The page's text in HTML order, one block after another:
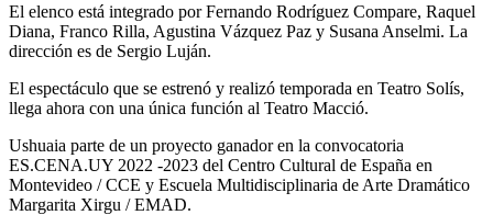
El elenco está integrado por Fernando Rodríguez Compare, Raquel
Diana, Franco Rilla, Agustina Vázquez Paz y Susana Anselmi. La
dirección es de Sergio Luján.
El espectáculo que se estrenó y realizó temporada en Teatro Solís,
llega ahora con una única función al Teatro Macció.
Ushuaia parte de un proyecto ganador en la convocatoria
ES.CENA.UY 2022 -2023 del Centro Cultural de España en
Montevideo / CCE y Escuela Multidisciplinaria de Arte Dramático
Margarita Xirgu / EMAD.